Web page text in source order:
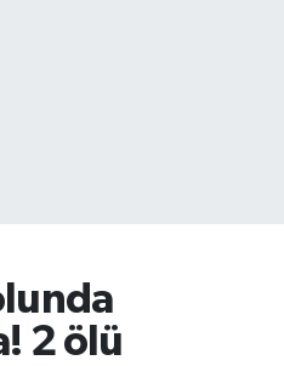
2 ölü